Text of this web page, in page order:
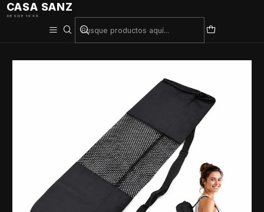
CASA SANZ
DESDE 1946
Inicio Pilates
Bolso Porta Mat de Yoga – Práctico, Liviano y Fácil de Transportar